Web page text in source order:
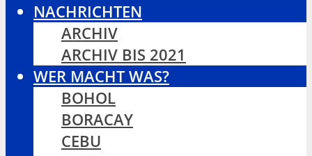
NACHRICHTEN
ARCHIV
ARCHIV BIS 2021
WER MACHT WAS?
BOHOL
BORACAY
CEBU